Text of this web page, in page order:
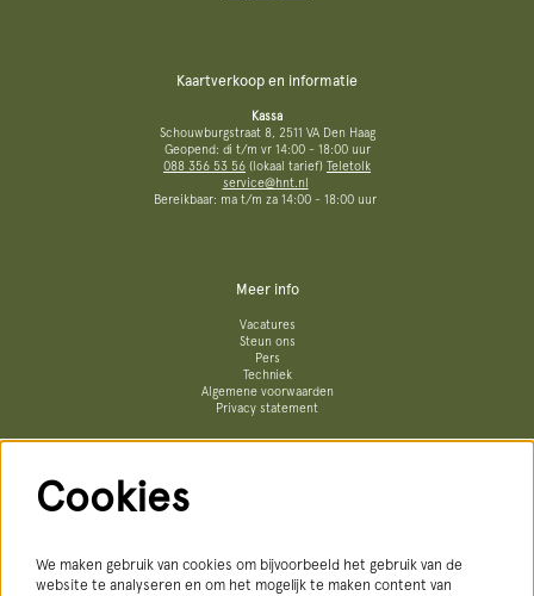
Kaartverkoop en informatie
Kassa
Schouwburgstraat 8, 2511 VA Den Haag
Geopend: di t/m vr 14:00 - 18:00 uur
088 356 53 56 (lokaal tarief) Teletolk
service@hnt.nl
Bereikbaar: ma t/m za 14:00 - 18:00 uur
Meer info
Vacatures
Steun ons
Pers
Techniek
Algemene voorwaarden
Privacy statement
Cookies
We maken gebruik van cookies om bijvoorbeeld het gebruik van de
website te analyseren en om het mogelijk te maken content van